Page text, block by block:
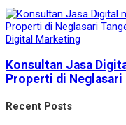
Digital Marketing
Konsultan Jasa
Properti di Neglasari
Recent Posts